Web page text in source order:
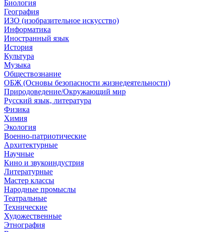
Биология
География
ИЗО (изобразительное искусство)
Информатика
Иностранный язык
История
Культура
Музыка
Обществознание
ОБЖ (Основы безопасности жизнедеятельности)
Природоведение/Окружающий мир
Русский язык, литература
Физика
Химия
Экология
Военно-патриотические
Архитектурные
Научные
Кино и звукоиндустрия
Литературные
Мастер классы
Народные промыслы
Театральные
Технические
Художественные
Этнография